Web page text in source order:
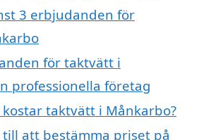
3 erbjudanden för
för taktvätt i
professionella företag
taktvätt i Månkarbo?
att bestämma priset på